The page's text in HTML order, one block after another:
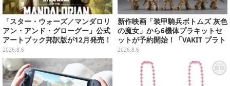
「スター・ウォーズ／マンダロリ
アン・アンド・グローグー」公式
アートブック邦訳版が12月発売！
映画のコンセプトアートやスケッ
チを掲載
2026.8.6
新作映画「装甲騎兵ボトムズ 灰色
の魔女」から6機体プラキットセ
ットが予約開始！「VAKIT プラト
ーン」第1弾、各部関節可動仕様
2026.8.6